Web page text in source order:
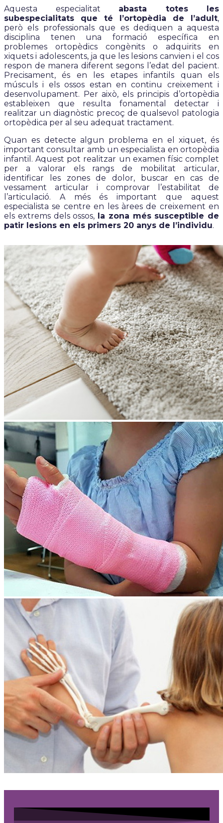
Aquesta especialitat abasta totes les
subespecialitats que té l’ortopèdia de l’adult,
però els professionals que es dediquen a aquesta
disciplina tenen una formació específica en
problemes ortopèdics congènits o adquirits en
xiquets i adolescents, ja que les lesions canvien i el cos
respon de manera diferent segons l’edat del pacient.
Precisament, és en les etapes infantils quan els
músculs i els ossos estan en continu creixement i
desenvolupament. Per això, els principis d’ortopèdia
estableixen que resulta fonamental detectar i
realitzar un diagnòstic precoç de qualsevol patologia
ortopèdica per al seu adequat tractament.
Quan es detecte algun problema en el xiquet, és
important consultar amb un especialista en ortopèdia
infantil. Aquest pot realitzar un examen físic complet
per a valorar els rangs de mobilitat articular,
identificar les zones de dolor, buscar en cas de
vessament articular i comprovar l’estabilitat de
l’articulació. A més és important que aquest
especialista se centre en les àrees de creixement en
els extrems dels ossos, la zona més susceptible de
patir lesions en els primers 20 anys de l’individu.